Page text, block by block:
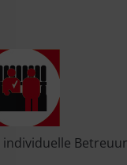
individuelle